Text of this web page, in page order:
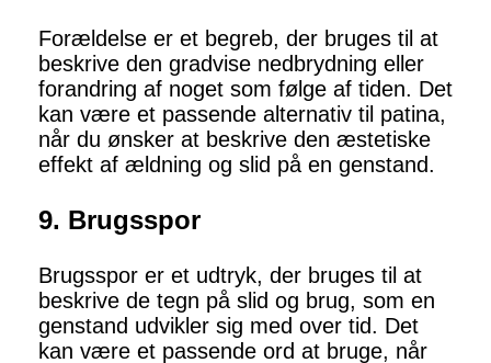
Forældelse er et begreb, der bruges til at
beskrive den gradvise nedbrydning eller
forandring af noget som følge af tiden. Det
kan være et passende alternativ til patina,
når du ønsker at beskrive den æstetiske
effekt af ældning og slid på en genstand.
9. Brugsspor
Brugsspor er et udtryk, der bruges til at
beskrive de tegn på slid og brug, som en
genstand udvikler sig med over tid. Det
kan være et passende ord at bruge, når